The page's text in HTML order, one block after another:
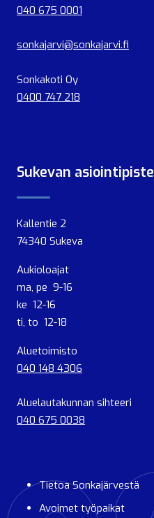
040 675 0001
sonkajarvi@sonkajarvi.fi
Sonkakoti Oy
0400 747 218
Sukevan asiointipiste
Kallentie 2
74340 Sukeva
Aukioloajat
ma, pe 9-16
ke 12-16
ti, to 12-18
Aluetoimisto
040 148 4306
Aluelautakunnan sihteeri
040 675 0038
Tietoa Sonkajärvestä
Avoimet työpaikat